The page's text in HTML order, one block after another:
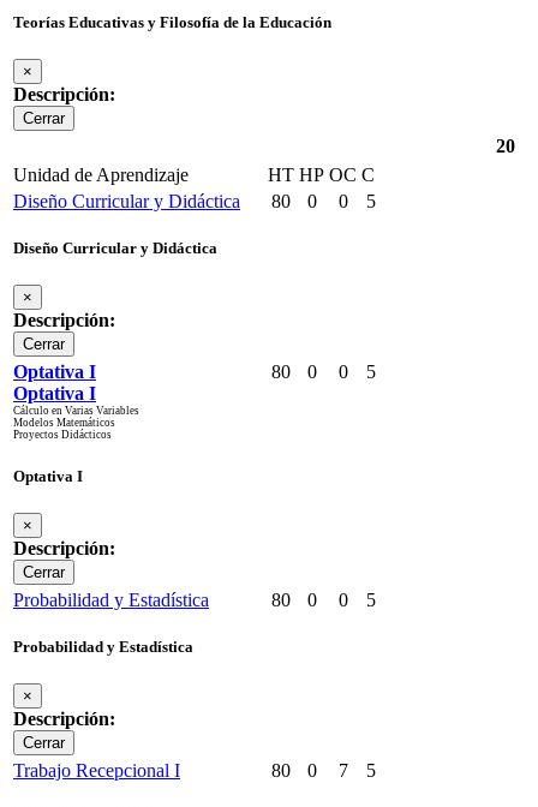
Teorías Educativas y Filosofía de la Educación
×
Descripción:
Cerrar
20
Unidad de Aprendizaje
HT HP OC C
Diseño Curricular y Didáctica
Diseño Curricular y Didáctica
×
Descripción:
Cerrar
80 0 0 5
Optativa I
Optativa I
Cálculo en Varias Variables
Modelos Matemáticos
Proyectos Didácticos
Optativa I
×
Descripción:
Cerrar
80 0 0 5
Probabilidad y Estadística
Probabilidad y Estadística
×
Descripción:
Cerrar
80 0 0 5
Trabajo Recepcional I 80 0 7 5